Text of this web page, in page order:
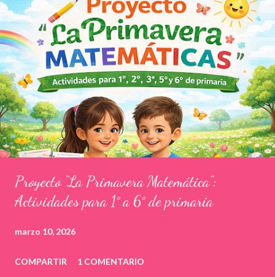
Proyecto “La Primavera Matemática”:
Actividades para 1° a 6° de primaria
marzo 10, 2026
COMPARTIR 1 COMENTARIO